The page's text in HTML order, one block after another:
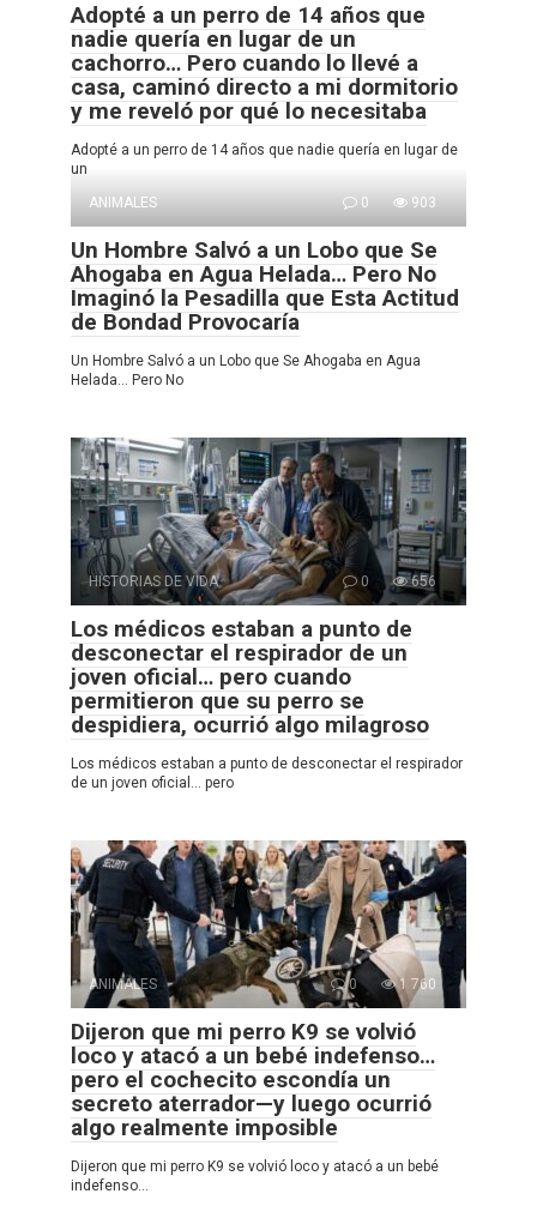
Adopté a un perro de 14 años que
nadie quería en lugar de un
cachorro… Pero cuando lo llevé a
casa, caminó directo a mi dormitorio
y me reveló por qué lo necesitaba
Adopté a un perro de 14 años que nadie quería en lugar de
un
ANIMALES
0 903
Un Hombre Salvó a un Lobo que Se
Ahogaba en Agua Helada… Pero No
Imaginó la Pesadilla que Esta Actitud
de Bondad Provocaría
Un Hombre Salvó a un Lobo que Se Ahogaba en Agua
Helada… Pero No
HISTORIAS DE VIDA 0 656
Los médicos estaban a punto de
desconectar el respirador de un
joven oficial… pero cuando
permitieron que su perro se
despidiera, ocurrió algo milagroso
Los médicos estaban a punto de desconectar el respirador
de un joven oficial… pero
ANIMALES 0 1 760
Dijeron que mi perro K9 se volvió
loco y atacó a un bebé indefenso…
pero el cochecito escondía un
secreto aterrador—y luego ocurrió
algo realmente imposible
Dijeron que mi perro K9 se volvió loco y atacó a un bebé
indefenso…